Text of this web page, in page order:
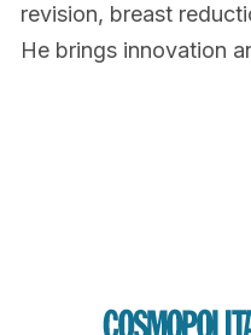
revision, breast
He brings innovation